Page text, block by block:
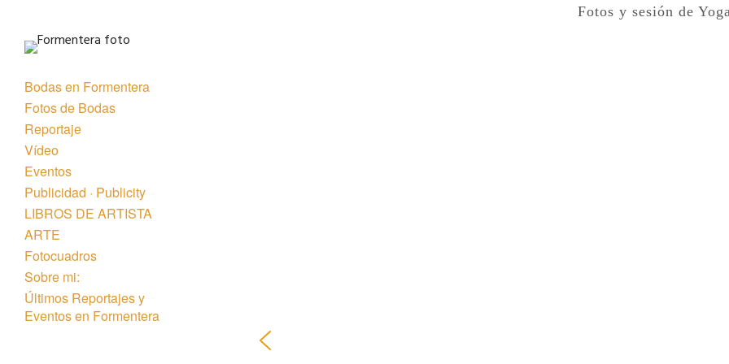
Bodas en Formentera
Fotos de Bodas
Reportaje
Vídeo
Eventos
Publicidad · Publicity
LIBROS DE ARTISTA
ARTE
Fotocuadros
Sobre mi:
Últimos Reportajes y
Eventos en Formentera
Fotos y sesión de